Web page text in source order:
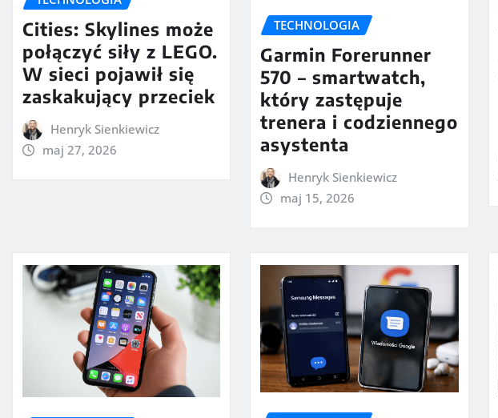
Cities: Skylines może
połączyć siły z LEGO.
W sieci pojawił się
zaskakujący przeciek
Henryk Sienkiewicz
maj 27, 2026
TECHNOLOGIA
Garmin Forerunner
570 – smartwatch,
który zastępuje
trenera i codziennego
asystenta
Henryk Sienkiewicz
maj 15, 2026